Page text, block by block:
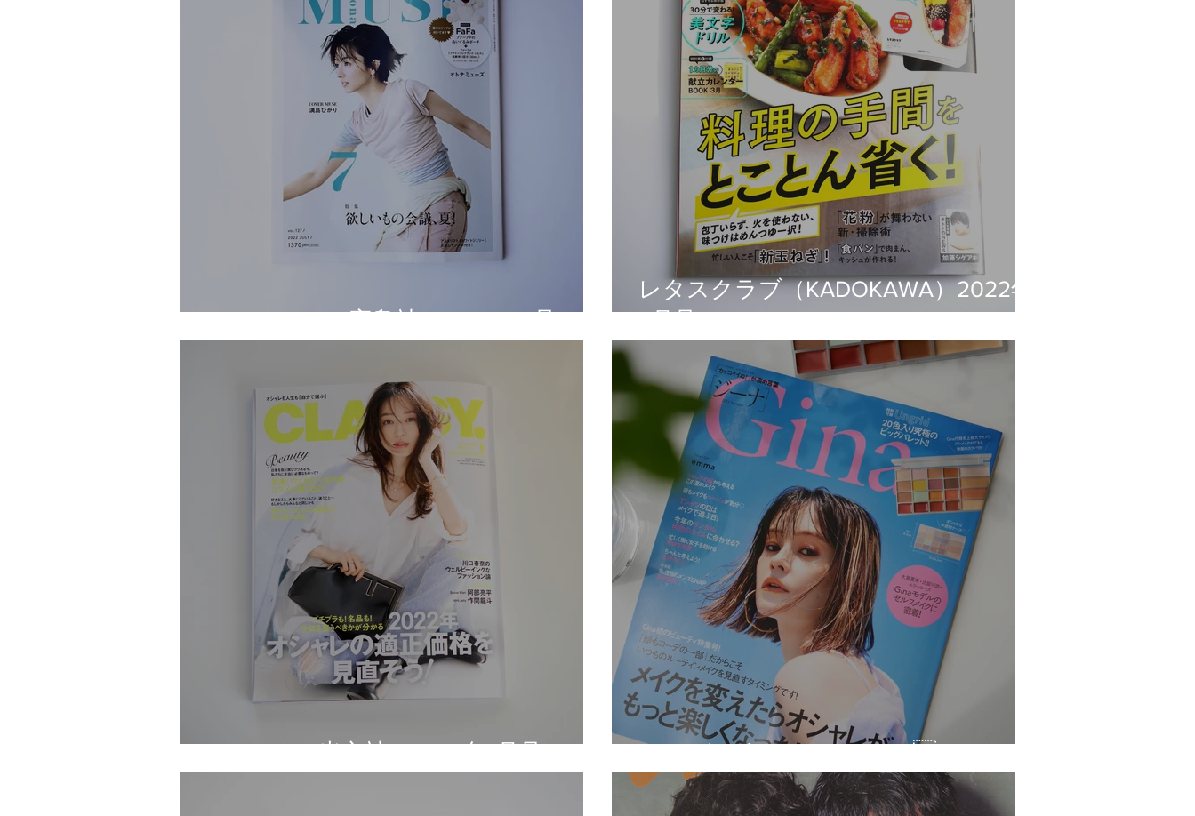
otonaMUSE（宝島社） 2022.07号
レタスクラブ（KADOKAWA）2022年
3月号
CLASSY.（光文社）2022年1月号 Gina[ジーナ] 2021 Summer